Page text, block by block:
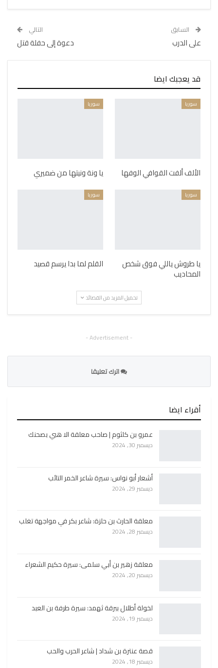
السابق
على الدرب
التالي
دعوة إلى حفلة قتل
قد يعجبك ايضا
سوريا
الألف ألفت القوافي الوفها
سوريا
يا ونة ونيتها من ضميري
سوريا
يا طروش ياللي فوق شخص
المحاديب
سوريا
القلم لما بدا يرسم قصيد
تحميل المزيد من القصائد
- Advertisement -
اترك تعليقا
أقراء ايضا
عمرو بن كلثوم | صاحب معلقة الا هبي بصحنك
ديسمبر 30, 2024
أشعار أبو نواس: سيرة شاعر الخمر التائب
ديسمبر 29, 2024
معلقة الحارث بن حلزة: شاعر بكر في مواجهة تغلب
ديسمبر 28, 2024
معلقة زهير بن أبي سلمى: سيرة حكيم الشعراء
ديسمبر 20, 2024
لخولة أطلال ببرقة ثهمد: سيرة طرفة بن العبد
ديسمبر 19, 2024
قصة عنترة بن شداد | شاعر الحرب والحب
ديسمبر 18, 2024